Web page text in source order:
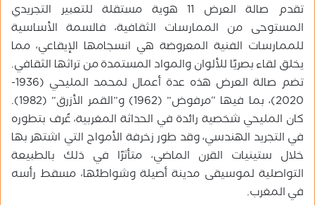
تقدم صالة العرض 11 هوية مستقلة للتعبير التجريدي
المستوحى من الممارسات الثقافية، فالسمة الأساسية
للممارسات الفنية المعروضة هي انسجامها الإيقاعي، مما
يخلق لقاء بصريًا للألوان والمواد المستمدة من تراثها الثقافي.
تضم صالة العرض هذه عدة أعمال لمحمد المليحي (1936-
2020)، بما فيها “مرفوض” (1962) و”القمر الأزرق” (1982).
كان المليحي شخصية رائدة في الحداثة المغربية، عُرف بتطوره
في التجريد الهندسي، وقد طور زخرفة الأمواج التي اشتهر بها
خلال ستينيات القرن الماضي، متأثرًا في ذلك بالطبيعة
التواصلية لموسيقى مدينة أصيلة وشواطئها، مسقط رأسه
في المغرب.